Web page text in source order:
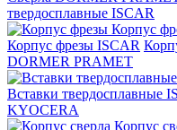
твердосплавные ISCAR
Корпус
Корпус фрезы ISCAR
DORMER PRAMET
Вставки твердосплавные
KYOCERA
Корпус